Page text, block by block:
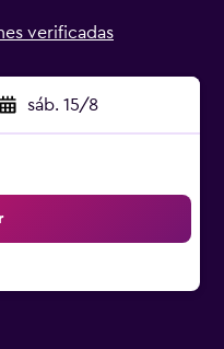
verificadas
sáb. 15/8